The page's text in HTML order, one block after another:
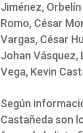
Jiménez,
Romo, César
Vargas, César
Johan Vásquez,
Vega, Kevin
Según
Castañeda son